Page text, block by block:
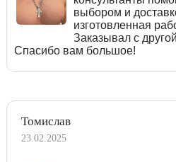
выбором и
изготовленная
Заказывал с
Спасибо вам большое!
Томислав
23.02.2025